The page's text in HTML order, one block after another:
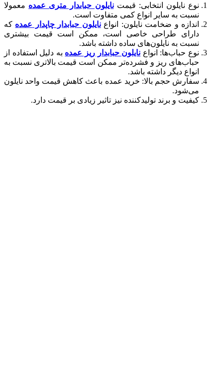
نوع نایلون انتخابی: قیمتنایلون حبابدار متری عمده معمولا
نسبت به سایر انواع کمی متفاوت است.
اندازه و ضخامت نایلون: انواعنایلون حبابدار چاپدار عمده که
دارای طراحی خاصی است، ممکن است قیمت بیشتری
نسبت به نایلون‌های ساده داشته باشد.
نوع حباب‌ها: انواع نایلون حبابدار ریز عمده به دلیل استفاده از
حباب‌های ریز و فشرده‌تر ممکن است قیمت بالاتری نسبت به
انواع دیگر داشته باشد.
سفارش حجم بالا: خرید عمده باعث کاهش قیمت واحد نایلون
می‌شود.
کیفیت و برند تولیدکننده نیز تاثیر زیادی بر قیمت دارد.